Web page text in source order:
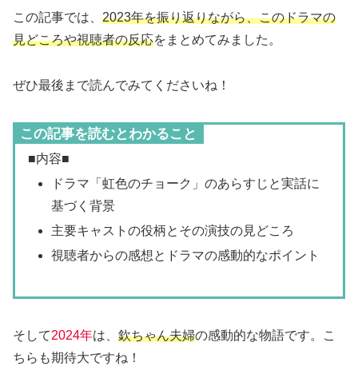
この記事では、 2023年を振り返りながら、このドラマの
見どころや視聴者の反応をまとめてみました。
ぜひ最後まで読んでみてくださいね！
この記事を読むとわかること
■内容■
ドラマ「虹色のチョーク」のあらすじと実話に
基づく背景
主要キャストの役柄とその演技の見どころ
視聴者からの感想とドラマの感動的なポイント
そして2024年は、 欽ちゃん夫婦の感動的な物語です。こ
ちらも期待大ですね！